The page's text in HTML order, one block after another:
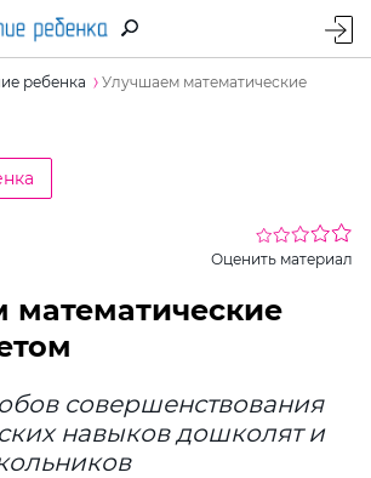
ребенка
Улучшаем математические
Оценить материал
математические
совершенствования
навыков дошколят и